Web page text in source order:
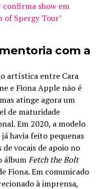
confirma show em
of Spergy Tour’
com a
artística entre Cara
e Fiona Apple não é
atinge agora um
de maturidade
Em 2020, a modelo
havia feito pequenas
de vocais de apoio no
álbumFetch the Bolt
Fiona. Em comunicado
à imprensa,